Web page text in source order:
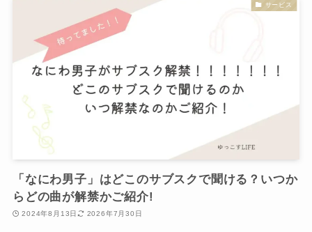
サービス
「なにわ男子」はどこのサブスクで聞ける？いつか
らどの曲が解禁かご紹介!
2024年8月13日 2026年7月30日